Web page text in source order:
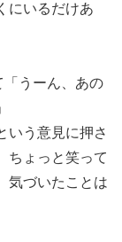
にいるだけあ
うーん、あの
いう意見に押さ
ちょっと笑って
気づいたことは